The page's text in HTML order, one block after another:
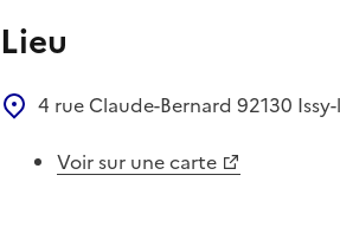
Lieu
4 rue Claude-Bernard 92130
Voir sur une carte